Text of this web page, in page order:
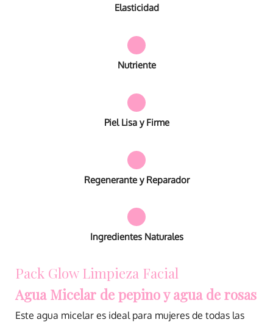
Elasticidad
Nutriente
Piel Lisa y Firme
Regenerante y Reparador
Ingredientes Naturales
Pack Glow Limpieza Facial
Agua Micelar de pepino y agua de rosas
Este agua micelar es ideal para mujeres de todas las